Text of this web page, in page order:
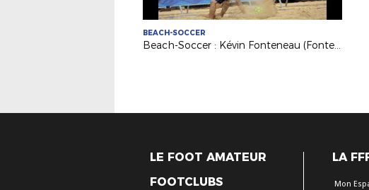
BEACH-SOCCER
Beach-Soccer : Kévin Fonteneau (Fontenay VF), de la découverte à la passion !
LE FOOT AMATEUR
FOOTCLUBS
LA
Mon